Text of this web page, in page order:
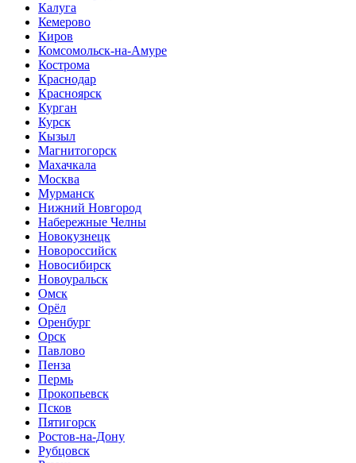
Калуга
Кемерово
Киров
Комсомольск-на-Амуре
Кострома
Краснодар
Красноярск
Курган
Курск
Кызыл
Магнитогорск
Махачкала
Москва
Мурманск
Нижний Новгород
Набережные Челны
Новокузнецк
Новороссийск
Новосибирск
Новоуральск
Омск
Орёл
Оренбург
Орск
Павлово
Пенза
Пермь
Прокопьевск
Псков
Пятигорск
Ростов-на-Дону
Рубцовск